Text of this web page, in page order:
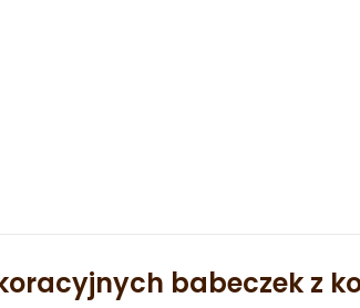
babeczek z